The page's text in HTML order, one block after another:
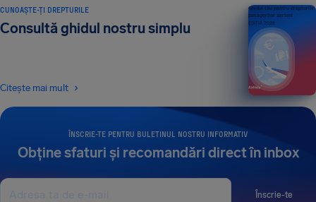
ÎNSCRIE-TE PENTRU BULETINUL NOSTRU INFORMATIV
Obține sfaturi și recomandări direct în inbox
Înscrie-te
CUNOAȘTE-ȚI DREPTURILE
Consultă ghidul nostru simplu
Citește mai mult
Ghidul tău pentru drepturile
pasagerilor aerieni
EDIȚIA 2026